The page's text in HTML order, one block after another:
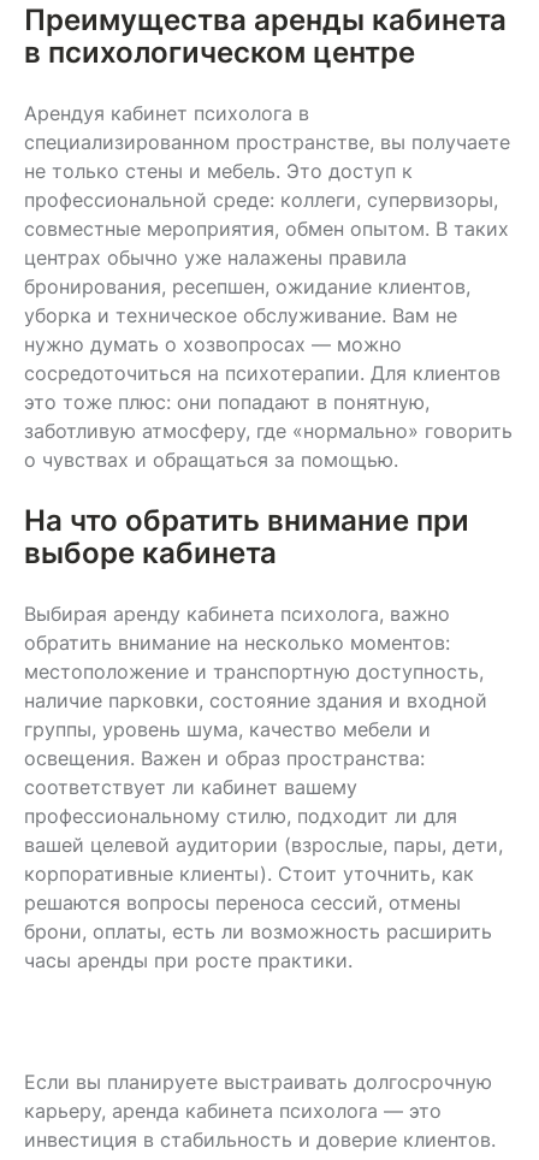
Преимущества аренды кабинета
в психологическом центре
Арендуя кабинет психолога в
специализированном пространстве, вы получаете
не только стены и мебель. Это доступ к
профессиональной среде: коллеги, супервизоры,
совместные мероприятия, обмен опытом. В таких
центрах обычно уже налажены правила
бронирования, ресепшен, ожидание клиентов,
уборка и техническое обслуживание. Вам не
нужно думать о хозвопросах — можно
сосредоточиться на психотерапии. Для клиентов
это тоже плюс: они попадают в понятную,
заботливую атмосферу, где «нормально» говорить
о чувствах и обращаться за помощью.
На что обратить внимание при
выборе кабинета
Выбирая аренду кабинета психолога, важно
обратить внимание на несколько моментов:
местоположение и транспортную доступность,
наличие парковки, состояние здания и входной
группы, уровень шума, качество мебели и
освещения. Важен и образ пространства:
соответствует ли кабинет вашему
профессиональному стилю, подходит ли для
вашей целевой аудитории (взрослые, пары, дети,
корпоративные клиенты). Стоит уточнить, как
решаются вопросы переноса сессий, отмены
брони, оплаты, есть ли возможность расширить
часы аренды при росте практики.
Если вы планируете выстраивать долгосрочную
карьеру, аренда кабинета психолога — это
инвестиция в стабильность и доверие клиентов.